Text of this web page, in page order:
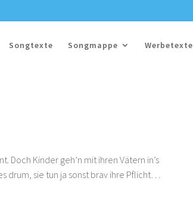
Songtexte Songmappe Werbetexte
Doch Kinder geh’n mit ihren Vätern in’s
drum, sie tun ja sonst brav ihre Pflicht…